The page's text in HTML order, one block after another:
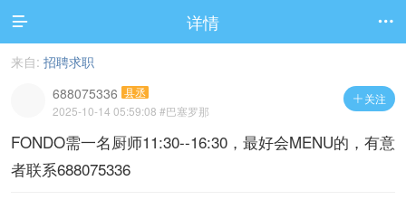
 详情 
来自: 招聘求职
 关注
688075336 县丞
2025-10-14 05:59:08 #巴塞罗那
FONDO需一名厨师11:30--16:30，最好会MENU的，有意
者联系688075336